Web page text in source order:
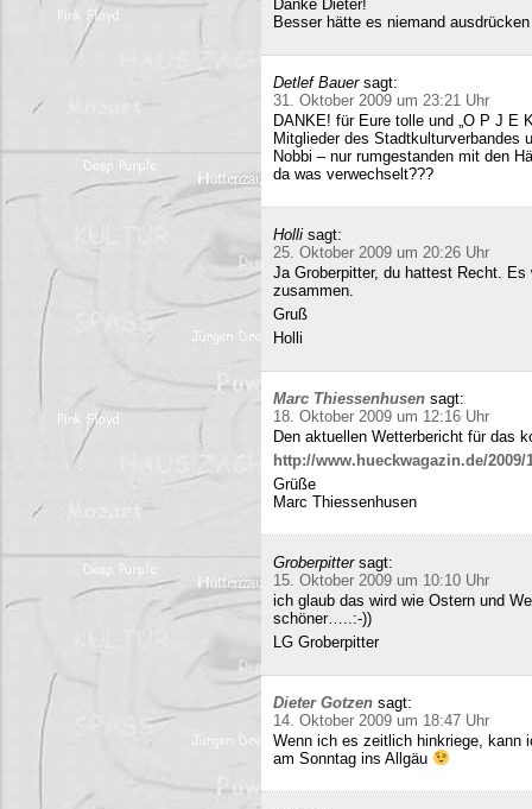
Danke Dieter!
Besser hätte es niemand
Detlef Bauer sagt:
31. Oktober 2009 um 23:21 Uhr
DANKE! für Eure tolle und „O P J E
Mitglieder des Stadtkulturverbandes
Nobbi – nur rumgestanden mit den
da was verwechselt???
Holli sagt:
25. Oktober 2009 um 20:26 Uhr
Ja Groberpitter, du hattest Recht.
zusammen.
Gruß
Holli
Marc Thiessenhusen sagt:
18. Oktober 2009 um 12:16 Uhr
Den aktuellen Wetterbericht für das
http://www.hueckwagazin.de/2009/
Grüße
Marc Thiessenhusen
Groberpitter sagt:
15. Oktober 2009 um 10:10 Uhr
ich glaub das wird wie Ostern und
schöner…..:-))
LG Groberpitter
Dieter Gotzen sagt:
14. Oktober 2009 um 18:47 Uhr
Wenn ich es zeitlich hinkriege, kann
am Sonntag ins Allgäu